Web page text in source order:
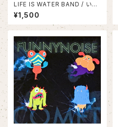
LIFE IS WATER BAND / いつ
かはれたひに
¥1,500